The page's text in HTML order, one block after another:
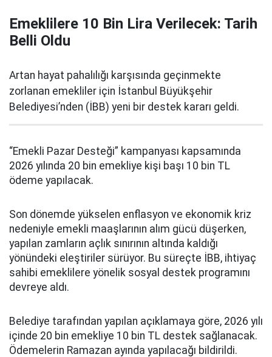
Emeklilere 10 Bin Lira Verilecek: Tarih
Belli Oldu
Artan hayat pahalılığı karşısında geçinmekte
zorlanan emekliler için İstanbul Büyükşehir
Belediyesi’nden (İBB) yeni bir destek kararı geldi.
“Emekli Pazar Desteği” kampanyası kapsamında
2026 yılında 20 bin emekliye kişi başı 10 bin TL
ödeme yapılacak.
Son dönemde yükselen enflasyon ve ekonomik kriz
nedeniyle emekli maaşlarının alım gücü düşerken,
yapılan zamların açlık sınırının altında kaldığı
yönündeki eleştiriler sürüyor. Bu süreçte İBB, ihtiyaç
sahibi emeklilere yönelik sosyal destek programını
devreye aldı.
Belediye tarafından yapılan açıklamaya göre, 2026 yılı
içinde 20 bin emekliye 10 bin TL destek sağlanacak.
Ödemelerin Ramazan ayında yapılacağı bildirildi.